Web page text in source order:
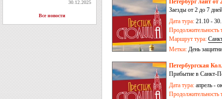
30.12.2025
Все новости
Петербург лайт от
Заезды от 2 до 7
Дата тура: 21.10 -
Продолжительность
Маршрут тура:
Метки: День
Петербургская
Прибытие в Санкт-
Дата тура: апрель -
Продолжительность